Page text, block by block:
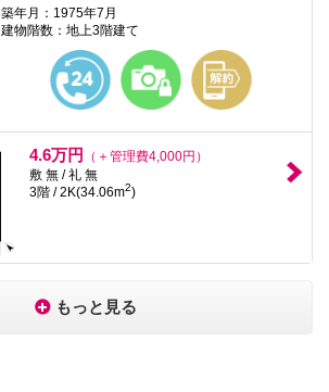
築年月：1975年7月
建物階数：地上3階建て
4.6万円
（＋管理費4,000円）
敷 無 / 礼 無
3階 / 2K(34.06m2)
もっと見る